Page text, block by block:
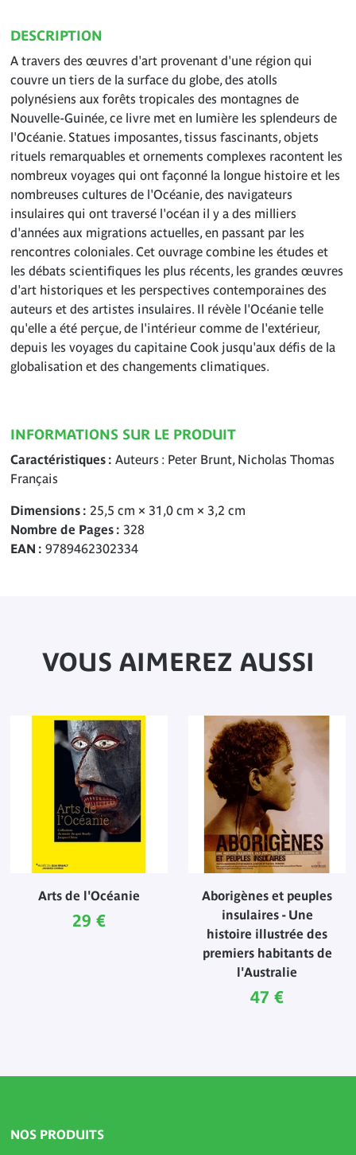
DESCRIPTION
A travers des œuvres d'art provenant d'une région qui
couvre un tiers de la surface du globe, des atolls
polynésiens aux forêts tropicales des montagnes de
Nouvelle-Guinée, ce livre met en lumière les splendeurs de
l'Océanie. Statues imposantes, tissus fascinants, objets
rituels remarquables et ornements complexes racontent les
nombreux voyages qui ont façonné la longue histoire et les
nombreuses cultures de l'Océanie, des navigateurs
insulaires qui ont traversé l'océan il y a des milliers
d'années aux migrations actuelles, en passant par les
rencontres coloniales. Cet ouvrage combine les études et
les débats scientifiques les plus récents, les grandes œuvres
d'art historiques et les perspectives contemporaines des
auteurs et des artistes insulaires. Il révèle l'Océanie telle
qu'elle a été perçue, de l'intérieur comme de l'extérieur,
depuis les voyages du capitaine Cook jusqu'aux défis de la
globalisation et des changements climatiques.
INFORMATIONS SUR LE PRODUIT
Caractéristiques
Auteurs : Peter Brunt, Nicholas Thomas
Français
Dimensions
25,5 cm × 31,0 cm × 3,2 cm
Nombre de Pages
328
EAN
9789462302334
VOUS AIMEREZ AUSSI
Arts de l'Océanie
Prix ​​actuel
29 €
Aborigènes et peuples
insulaires - Une
histoire illustrée des
premiers habitants de
l'Australie
Prix ​​actuel
47 €
NOS PRODUITS